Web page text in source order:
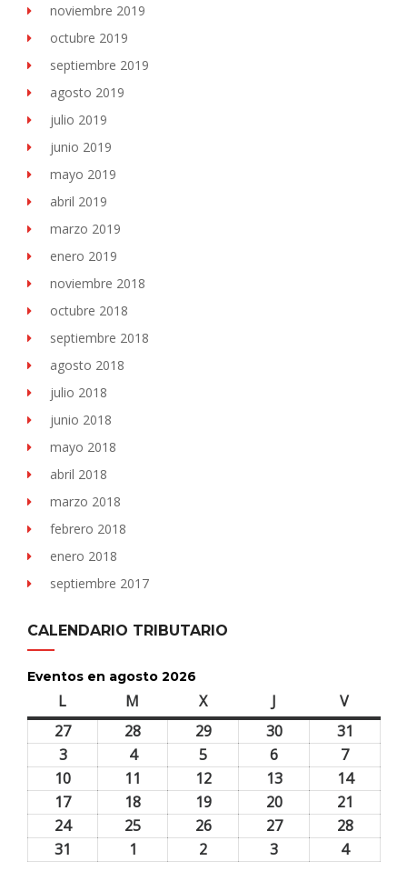
noviembre 2019
octubre 2019
septiembre 2019
agosto 2019
julio 2019
junio 2019
mayo 2019
abril 2019
marzo 2019
enero 2019
noviembre 2018
octubre 2018
septiembre 2018
agosto 2018
julio 2018
junio 2018
mayo 2018
abril 2018
marzo 2018
febrero 2018
enero 2018
septiembre 2017
CALENDARIO TRIBUTARIO
Eventos en agosto 2026
L M Xmiércoles J Vviernes
2727
28 2929
2026
3030
2026
31
2026
33
agosto,
2026
44
agosto,
2026
5
agosto,
2026
6
agosto,
2026
77
agosto,
2026
10
agosto,
2026
11 1212
agosto,
2026
1313
agosto,
2026
1414
2026
1717
agosto,
18 1919
agosto,
2020
agosto,
21
agosto,
2424
25 2626
2727
2828
31 1 2 3 44